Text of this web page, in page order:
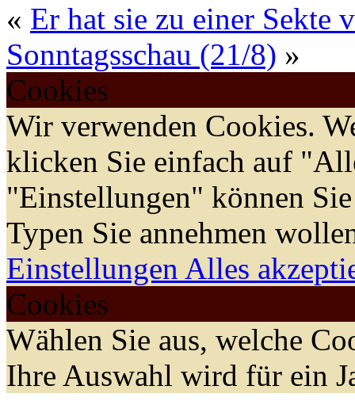
« Er hat sie zu einer Sekte
Sonntagsschau (21/8) »
Cookies
Wir verwenden Cookies.
klicken Sie einfach auf
"Einstellungen" können
Typen Sie annehmen
Einstellungen Alles
Cookies
Wählen Sie aus, welche
Ihre Auswahl wird für ein